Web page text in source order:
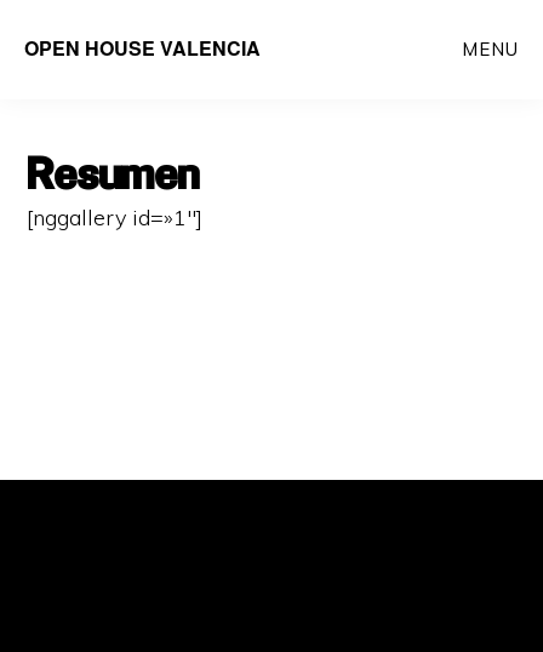
OPEN HOUSE VALENCIA MENU
Resumen
[nggallery id=»1″]